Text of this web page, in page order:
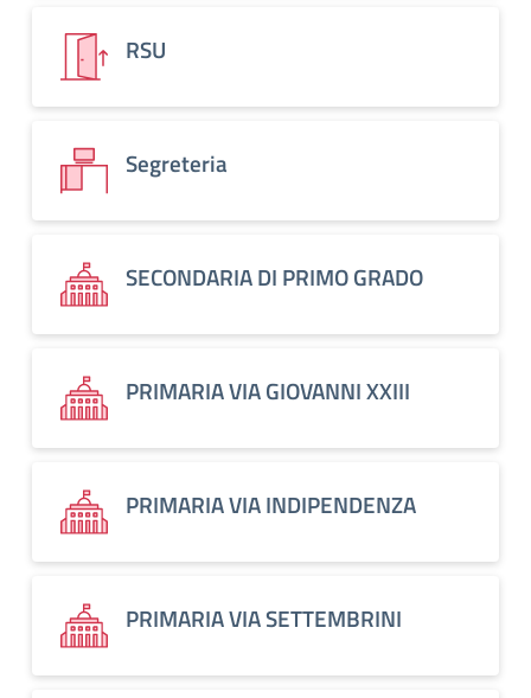
RSU
Segreteria
SECONDARIA DI PRIMO GRADO
PRIMARIA VIA GIOVANNI XXIII
PRIMARIA VIA INDIPENDENZA
PRIMARIA VIA SETTEMBRINI